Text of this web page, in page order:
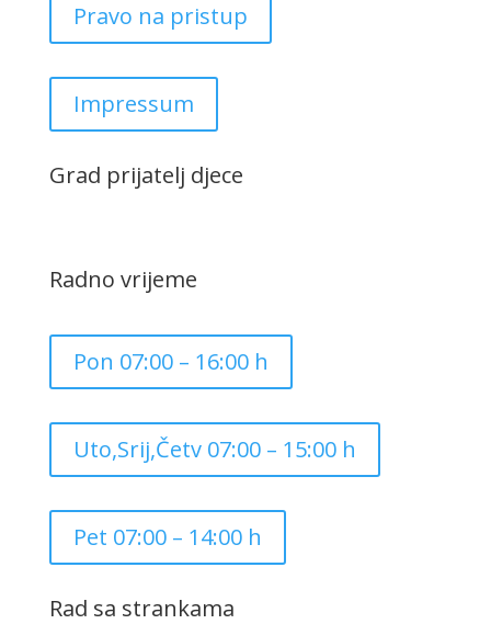
Pravo na pristup
Impressum
Grad prijatelj djece
Radno vrijeme
Pon 07:00 – 16:00 h
Uto,Srij,Četv 07:00 – 15:00 h
Pet 07:00 – 14:00 h
Rad sa strankama